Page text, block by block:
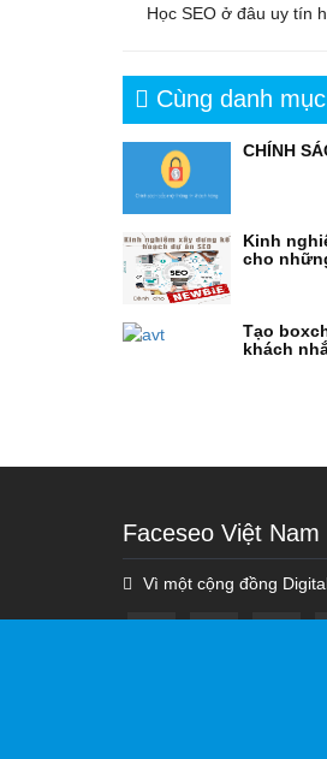
Học SEO ở đâu uy tín
Cùng danh mục
CHÍNH
Kinh
cho
Tạo
khách
Faceseo Việt Nam
Vì một cộng đồng